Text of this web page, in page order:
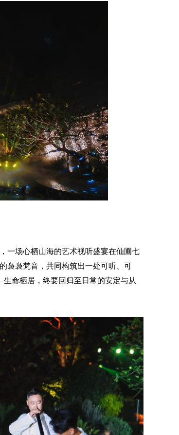
一场心栖山海的艺术视听盛宴在仙圃七
袅袅梵音，共同构筑出一处可听、可
命栖居，终要回归至日常的安定与从